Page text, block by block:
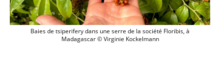
Baies de tsiperifery dans une serre de
Baies de tsiperifery dans une serre de la société Floribis, à
Madagascar © Virginie Kockelmann